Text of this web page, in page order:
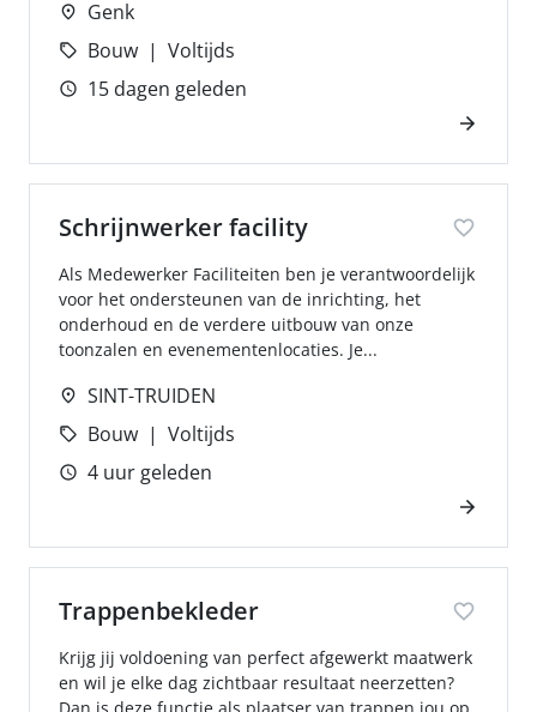
Genk
Bouw
Voltijds
15 dagen geleden
Schrijnwerker facility
Als Medewerker Faciliteiten ben je verantwoordelijk
voor het ondersteunen van de inrichting, het
onderhoud en de verdere uitbouw van onze
toonzalen en evenementenlocaties. Je...
SINT-TRUIDEN
Bouw
Voltijds
4 uur geleden
Trappenbekleder
Krijg jij voldoening van perfect afgewerkt maatwerk
en wil je elke dag zichtbaar resultaat neerzetten?